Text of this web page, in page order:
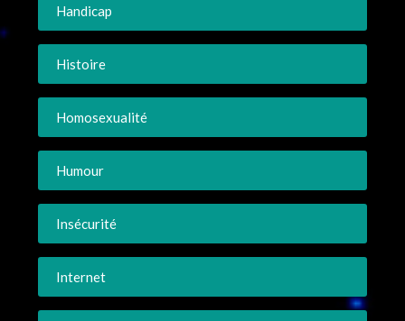
Handicap
Histoire
Homosexualité
Humour
Insécurité
Internet